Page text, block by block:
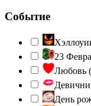
Событие
23
Любовь (
День